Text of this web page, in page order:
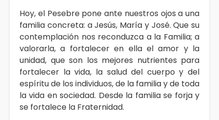
Hoy, el Pesebre pone ante nuestros ojos a una
familia concreta: a Jesús, María y José. Que su
contemplación nos reconduzca a la Familia; a
valorarla, a fortalecer en ella el amor y la
unidad, que son los mejores nutrientes para
fortalecer la vida, la salud del cuerpo y del
espíritu de los individuos, de la familia y de toda
la vida en sociedad. Desde la familia se forja y
se fortalece la Fraternidad.